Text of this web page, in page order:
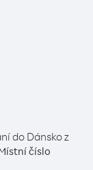
do Dánsko z
číslo